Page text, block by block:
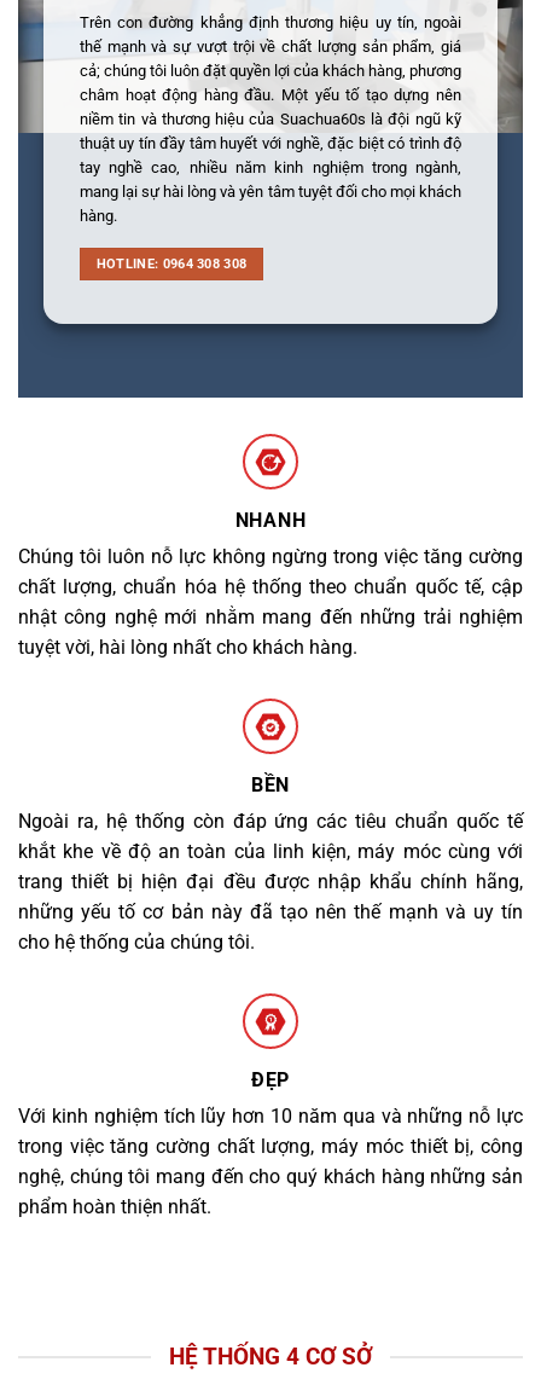
Trên con đường khẳng định thương hiệu uy tín, ngoài
thế mạnh và sự vượt trội về chất lượng sản phẩm, giá
cả; chúng tôi luôn đặt quyền lợi của khách hàng, phương
châm hoạt động hàng đầu. Một yếu tố tạo dựng nên
niềm tin và thương hiệu của Suachua60s là đội ngũ kỹ
thuật uy tín đầy tâm huyết với nghề, đặc biệt có trình độ
tay nghề cao, nhiều năm kinh nghiệm trong ngành,
mang lại sự hài lòng và yên tâm tuyệt đối cho mọi khách
hàng.
HOTLINE: 0964 308 308
NHANH
Chúng tôi luôn nỗ lực không ngừng trong việc tăng cường
chất lượng, chuẩn hóa hệ thống theo chuẩn quốc tế, cập
nhật công nghệ mới nhằm mang đến những trải nghiệm
tuyệt vời, hài lòng nhất cho khách hàng.
BỀN
Ngoài ra, hệ thống còn đáp ứng các tiêu chuẩn quốc tế
khắt khe về độ an toàn của linh kiện, máy móc cùng với
trang thiết bị hiện đại đều được nhập khẩu chính hãng,
những yếu tố cơ bản này đã tạo nên thế mạnh và uy tín
cho hệ thống của chúng tôi.
ĐẸP
Với kinh nghiệm tích lũy hơn 10 năm qua và những nỗ lực
trong việc tăng cường chất lượng, máy móc thiết bị, công
nghệ, chúng tôi mang đến cho quý khách hàng những sản
phẩm hoàn thiện nhất.
HỆ THỐNG 4 CƠ SỞ